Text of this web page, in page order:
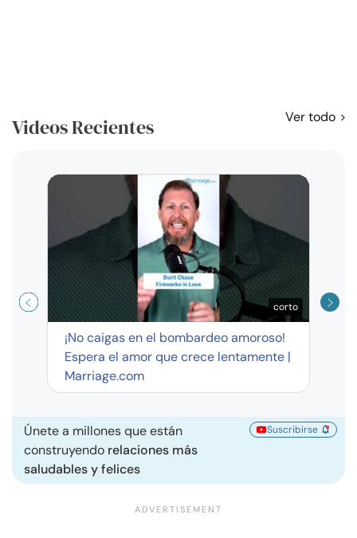
Videos Recientes Ver todo
corto
¡No caigas en el bombardeo amoroso!
Espera el amor que crece lentamente |
Marriage.com
Únete a millones que están
construyendo relaciones más
saludables y felices
Suscribirse